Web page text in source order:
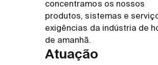
concentramos os nossos
produtos, sistemas e
exigências da indústria de
de amanhã.
Atuação